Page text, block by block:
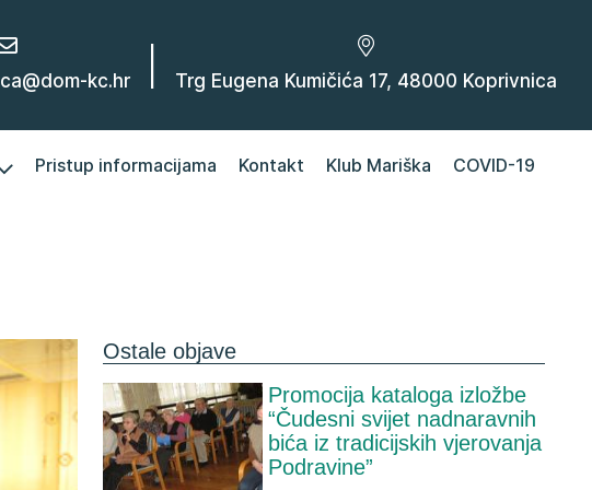
kc.hr Trg Eugena Kumičića 17, 48000 Koprivnica
Pristup informacijama Kontakt Klub Mariška COVID-19
Ostale objave
Promocija kataloga izložbe
“Čudesni svijet nadnaravnih
bića iz tradicijskih vjerovanja
Podravine”